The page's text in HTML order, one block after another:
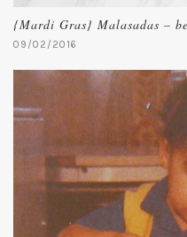
{Mardi Gras} Malasadas –
09/02/2016